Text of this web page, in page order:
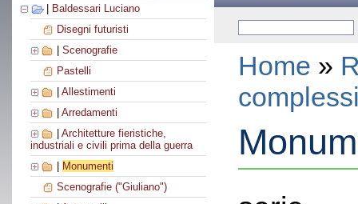
Baldessari Luciano
Disegni futuristi
Scenografie
Pastelli
Allestimenti
Arredamenti
Architetture fieristiche,
industriali e civili prima della guerra
Monumenti
Scenografie ("Giuliano")
Home »